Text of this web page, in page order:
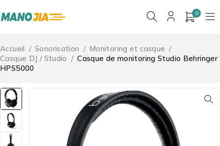
0
Accueil / Sonorisation / Monitoring et casque /
Casque DJ / Studio / Casque de monitoring Studio Behringer
HPS5000